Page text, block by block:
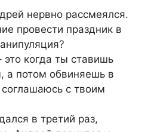
нервно рассмеялся.
провести праздник в
когда ты ставишь
а потом обвиняешь в
с твоим
в третий раз,